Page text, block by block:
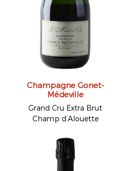
Champagne Gonet-
Médeville
Grand Cru Extra Brut
Champ d’Alouette